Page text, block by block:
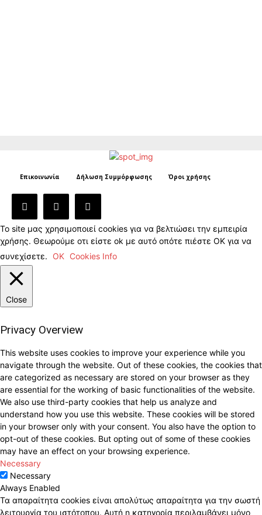
Επικοινωνία Δήλωση Συμμόρφωσης Όροι χρήσης
Το site μας χρησιμοποιεί cookies για να βελτιώσει την εμπειρία
χρήσης. Θεωρούμε οτι είστε ok με αυτό οπότε πιέστε ΟΚ για να
συνεχίσετε.
ΟΚ Cookies Info
Close
Privacy Overview
This website uses cookies to improve your experience while you
navigate through the website. Out of these cookies, the cookies that
are categorized as necessary are stored on your browser as they
are essential for the working of basic functionalities of the website.
We also use third-party cookies that help us analyze and
understand how you use this website. These cookies will be stored
in your browser only with your consent. You also have the option to
opt-out of these cookies. But opting out of some of these cookies
may have an effect on your browsing experience.
Necessary
Necessary
Always Enabled
Τα απαραίτητα cookies είναι απολύτως απαραίτητα για την σωστή
λειτουργία του ιστότοπου. Αυτή η κατηγορία περιλαμβάνει μόνο